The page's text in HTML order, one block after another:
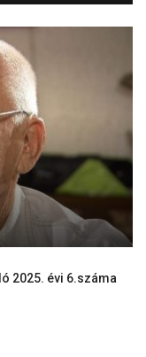
2025. évi 6.száma